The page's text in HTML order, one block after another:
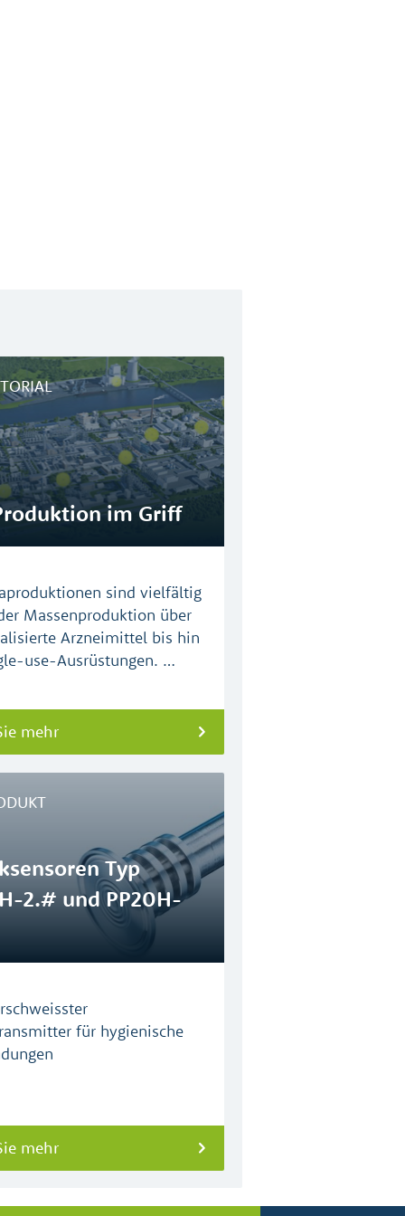
im Griff
sind vielfältig
Massenproduktion über
Arzneimittel bis hin
use-Ausrüstungen. …
mehr
Typ
2.# und PP20H-
für hygienische
mehr